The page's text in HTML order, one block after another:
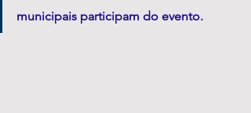
municipais participam do evento.